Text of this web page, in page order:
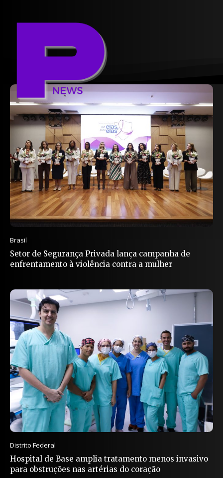
Brasil
Setor de Segurança Privada lança campanha de
enfrentamento à violência contra a mulher
Distrito Federal
Hospital de Base amplia tratamento menos invasivo
para obstruções nas artérias do coração